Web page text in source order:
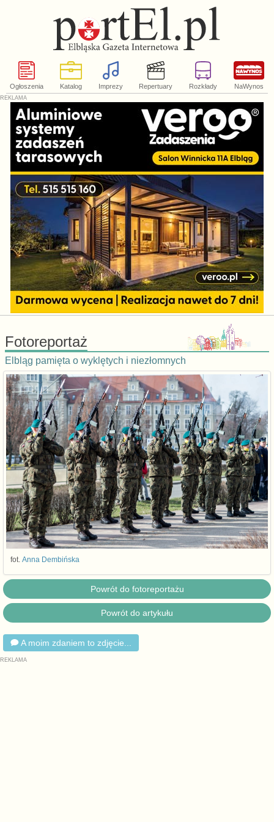
Ogłoszenia Katalog Imprezy Repertuary Rozkłady NaWynos
Fotoreportaż
Elbląg pamięta o wyklętych i niezłomnych
fot. Anna Dembińska
Powrót do fotoreportażu
Powrót do artykułu
A moim zdaniem to zdjęcie...